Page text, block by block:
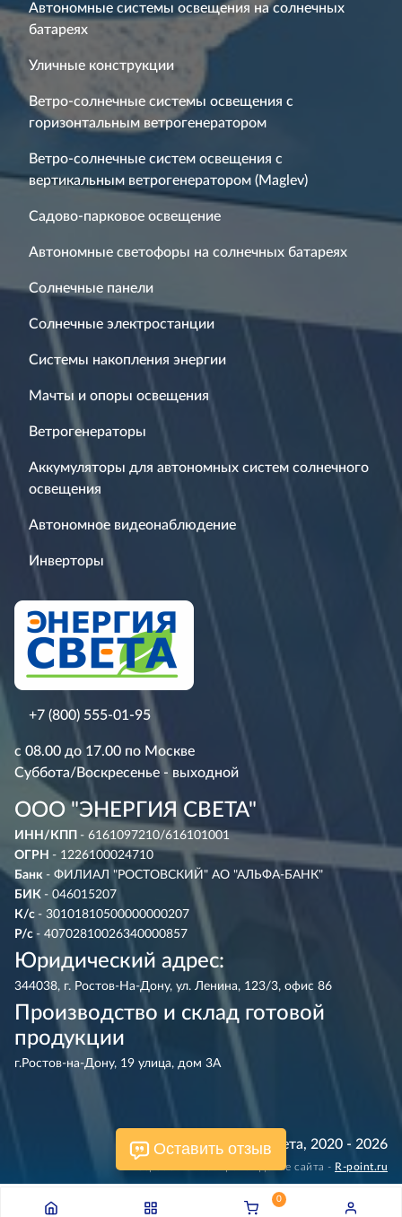
Оставить отзыв
Автономные системы освещения на солнечных
батареях
Уличные конструкции
Ветро-солнечные системы освещения с
горизонтальным ветрогенератором
Ветро-солнечные систем освещения с
вертикальным ветрогенератором (Maglev)
Садово-парковое освещение
Автономные светофоры на солнечных батареях
Солнечные панели
Солнечные электростанции
Системы накопления энергии
Мачты и опоры освещения
Ветрогенераторы
Аккумуляторы для автономных систем солнечного
освещения
Автономное видеонаблюдение
Инверторы
+7 (800) 555-01-95
с 08.00 до 17.00 по Москве
Суббота/Воскресенье - выходной
ООО "ЭНЕРГИЯ СВЕТА"
ИНН/КПП - 6161097210/616101001
ОГРН - 1226100024710
Банк - ФИЛИАЛ "РОСТОВСКИЙ" АО "АЛЬФА-БАНК"
БИК - 046015207
К/с - 30101810500000000207
Р/с - 40702810026340000857
Юридический адрес:
344038, г. Ростов-На-Дону, ул. Ленина, 123/3, офис 86
Производство и склад готовой
продукции
г.Ростов-на-Дону, 19 улица, дом 3А
© Энергия Света, 2020 - 2026
Разработка и сопровождение сайта - R‑point.ru
0